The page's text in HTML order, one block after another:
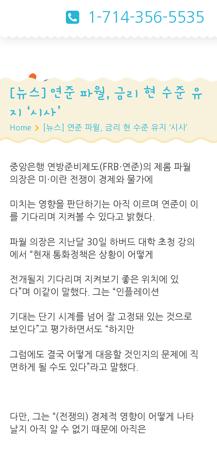
1-714-356-5535
[뉴스] 연준 파월, 금리 현 수준 유
지 ‘시사’
Home [뉴스] 연준 파월, 금리 현 수준 유지 ‘시사’
중앙은행 연방준비제도(FRB·연준)의 제롬 파월
의장은 미·이란 전쟁이 경제와 물가에
미치는 영향을 판단하기는 아직 이르며 연준이 이
를 기다리며 지켜볼 수 있다고 밝혔다.
파월 의장은 지난달 30일 하버드 대학 초청 강의
에서 “현재 통화정책은 상황이 어떻게
전개될지 기다리며 지켜보기 좋은 위치에 있
다”며 이같이 말했다. 그는 “인플레이션
기대는 단기 시계를 넘어 잘 고정돼 있는 것으로
보인다”고 평가하면서도 “하지만
그럼에도 결국 어떻게 대응할 것인지의 문제에 직
면하게 될 수도 있다”라고 말했다.
다만, 그는 “(전쟁의) 경제적 영향이 어떻게 나타
날지 아직 알 수 없기 때문에 아직은